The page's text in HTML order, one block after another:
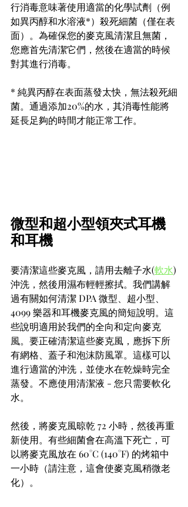
行消毒意味著使用適當的化學試劑（例
如異丙醇和水溶液*）殺死細菌（僅在表
面）。為確保您的麥克風清潔且無菌，
您應首先清潔它們，然後在適當的時候
對其進行消毒。
* 純異丙醇在表面蒸發太快，無法殺死細
菌。通過添加20%的水，其消毒性能將
延長足夠的時間才能正常工作。
微型和超小型領夾式耳機
和耳機
要清潔這些麥克風，請用去離子水(軟水)
沖洗，然後用濕布輕輕擦拭。我們講解
過有關如何清潔 DPA 微型、超小型、
4099 樂器和耳機麥克風的簡短說明。這
些說明適用於我們的全向和定向麥克
風。要正確清潔這些麥克風，應拆下所
有網格、蓋子和泡沫防風罩。這樣可以
進行適當的沖洗，並使水在乾燥時完全
蒸發。不應使用清潔液 - 您只需要軟化
水。
然後，將麥克風晾乾 72 小時，然後再重
新使用。有些細菌會在高溫下死亡，可
以將麥克風放在 60°C (140°F) 的烤箱中
一小時（請注意，這會使麥克風稍微老
化）。